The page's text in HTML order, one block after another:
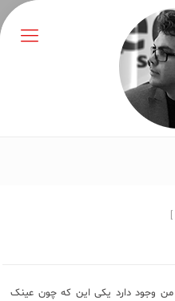
من وجود دارد یکی این که چون عینک